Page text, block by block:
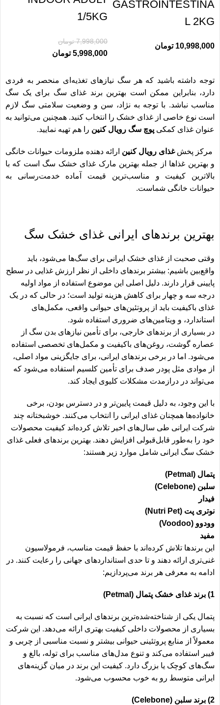
GASTROINTESTINA
L 2KG
10,998,000 تومان
1/5KG
7,998,000 تومان
5,998,000 تومان
توجه داشته باشید که هر سگ نیازهای تغذیه‌ای منحصر به فردی
دارد، بنابراین ممکن است بهترین برند غذای سگ برای یک سگ
مناسب نباشد. با توجه به نژاد، سن و وضعیت سلامتی سگ لازم
است نوع خاصی از غذای خشک را انتخاب کنید. همچنین می‌توانید به
عنوان غذای کمکی پوچ سگ رویال کنین را هم تهیه نمایید.
مرکز پخشغذای رویال کنین ارائه دهنده ملزومات حیوانات خانگی
و بهترین غذاها از جمله بهترین مارک غذای خشک سگ است که با
بالاترین کیفیت و مناسب‌ترین قیمت آماده خدمت‌رسانی به
حیوانات خانگی شماست.
بهترین برندهای ایرانی غذای خشک سگ
وقتی صحبت از غذای خشک ایرانی برای سگ‌ها می‌شود، باید
واقع‌بین باشیم: بیشتر برندهای داخلی از نظر ارزش غذایی در سطح
پایینی قرار دارند. دلیل اصلی این موضوع استفاده از مواد اولیه
درجه سه و چهار برای کاهش هزینه تولید است؛ در حالی که در یک
غذای باکیفیت باید از پروتئین‌های حیوانی واقعی، مکمل‌های
استاندارد، و ویتامین‌های ضروری استفاده شود.
در بسیاری از برندهای خارجی، برای تأمین نیازهای بدن سگ از
عصاره گوشت، روغن‌های باکیفیت و مکمل‌های تخصصی استفاده
می‌شود. اما در برخی برندهای ایرانی، برای جایگزینی مواد اصلی،
از موادی مثل پودر صدف برای تأمین کلسیم استفاده می‌شود که
می‌تواند در درازمدت مشکلات کلیوی ایجاد کند.
با این وجود، به دلیل قیمت پایین‌تر و در دسترس بودن، برخی
خانواده‌ها همچنان غذای ایرانی را انتخاب می‌کنند. خوشبختانه چند
شرکت ایرانی طی سال‌های اخیر تلاش کرده‌اند کیفیت محصولات
خود را به‌طور قابل‌قبولی افزایش دهند. بهترین برندهای فعلی غذای
خشک سگ ایرانی شامل موارد زیر هستند:
پتمال (Petmal)
سلبن (Celebone)
فیدار
نوتری پت (Nutri Pet)
وودوو (Voodoo)
مفید
این برندها تلاش کرده‌اند با حفظ قیمت مناسب، فرمولاسیون
غنی‌تری ارائه دهند و تا حدی استانداردهای جهانی را رعایت کنند. در
ادامه به معرفی هر برند می‌پردازیم:
1) برند غذای خشک پتمال (Petmal)
پتمال یکی از شناخته‌شده‌ترین برندهای ایرانی است که نسبت به
بسیاری از محصولات داخلی کیفیت بهتری ارائه می‌دهد. این شرکت
معمولاً از منابع پروتئینی حیوانی بیشتر و نسبت مناسبی از چربی و
فیبر استفاده می‌کند و تنوع مدل‌های مناسب برای توله، بالغ و
سگ‌های کوچک یا بزرگ دارد. کیفیت این برند در میان گزینه‌های
ایرانی متوسط رو به خوب محسوب می‌شود.
2) برند سلبن (Celebone)